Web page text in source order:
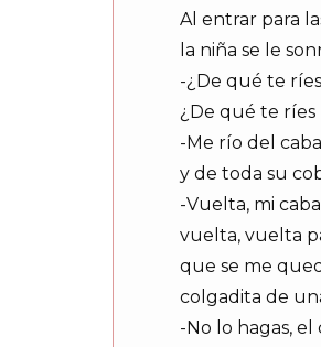
Al entrar para
la niña se le
-¿De qué te
¿De qué te ríes
-Me río del
y de toda su
-Vuelta, mi
vuelta, vuelta
que se me
colgadita de
-No lo hagas, el